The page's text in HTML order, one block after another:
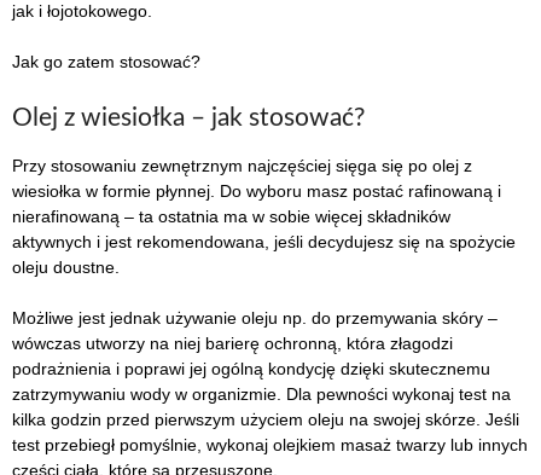
jak i łojotokowego.
Jak go zatem stosować?
Olej z wiesiołka – jak stosować?
Przy stosowaniu zewnętrznym najczęściej sięga się po olej z
wiesiołka w formie płynnej. Do wyboru masz postać rafinowaną i
nierafinowaną – ta ostatnia ma w sobie więcej składników
aktywnych i jest rekomendowana, jeśli decydujesz się na spożycie
oleju doustne.
Możliwe jest jednak używanie oleju np. do przemywania skóry –
wówczas utworzy na niej barierę ochronną, która złagodzi
podrażnienia i poprawi jej ogólną kondycję dzięki skutecznemu
zatrzymywaniu wody w organizmie. Dla pewności wykonaj test na
kilka godzin przed pierwszym użyciem oleju na swojej skórze. Jeśli
test przebiegł pomyślnie, wykonaj olejkiem masaż twarzy lub innych
części ciała, które są przesuszone.